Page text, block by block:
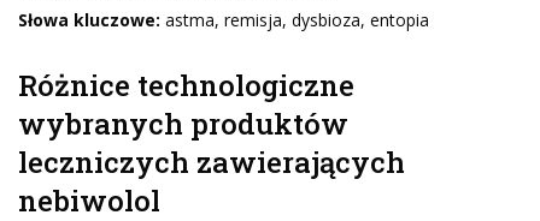
Słowa kluczowe: astma, remisja, dysbioza, entopia
Różnice technologiczne
wybranych produktów
leczniczych zawierających
nebiwolol